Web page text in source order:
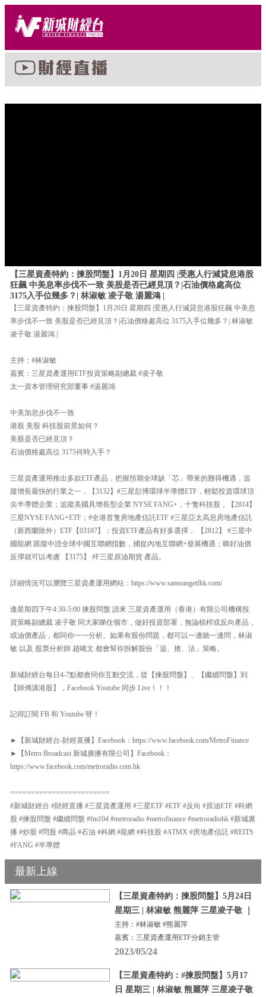
【三星資產特約：揀股問盤】1月20日 星期四 |受惠人行減貸息港股
狂飆 中美息率步伐不一致 美股是否已經見頂？|石油價格處高位
3175入手位幾多？| 林淑敏 凌子敬 湯麗鴻 |
【三星資產特約：揀股問盤】1月20日 星期四 |受惠人行減貸息港股狂飆 中美息
率步伐不一致 美股是否已經見頂？|石油價格處高位 3175入手位幾多？| 林淑敏
凌子敬 湯麗鴻 |
主持：#林淑敏
嘉賓：三星資產運用ETF投資策略副總裁 #凌子敬
太一資本管理研究部董事 #湯麗鴻
中美加息步伐不一致
港股 美股 科技股前景如何？
美股是否已經見頂？
石油價格處高位 3175何時入手？
三星資產運用推出多款ETF產品，把握預期全球缺「芯」帶來的難得機遇，追
蹤增長最快的行業之一，【3132】#三星彭博環球半導體ETF，輕鬆投資環球頂
尖半導體企業；追蹤美國具增長型企業 NYSE FANG+，十隻科技股，【2814】
三星NYSE FANG+ETF；#全港首隻房地產信託ETF #三星亞太高息房地產信託
（新西蘭除外）ETF【03187】；投資ETF產品有好多選擇， 【2812】 #三星中
國龍網 跟蹤中證全球中國互聯網指數，捕捉內地互聯網+發展機遇；睇好油價
反彈就可以考慮 【3175】 #F三星原油期貨 產品。
詳細情況可以瀏覽三星資產運用網站：https://www.samsungetfhk.com/
逢星期四下午4:30-5:00 揀股問盤 請來 三星資產運用（香港）有限公司機構投
資策略副總裁 凌子敬 同大家睇住個市，做好投資部署，無論槓桿或反向產品，
或油價產品，都同你一一分析。如果有股份問題，都可以一邊聽一邊問，林淑
敏 以及 股票分析師 趙晞文 都會幫你拆解股份「追、揸、沽」策略。
新城財經台每日4-7點都會同你互動交流，從【揀股問盤】、【繼續問盤】到
【師傅講港股】，Facebook Youtube 同步 Live！！！
記得訂閱 FB 和 Youtube 呀！
►【新城財經台-財經直播】Facebook：https://www.facebook.com/MetroFinance
►【Metro Broadcast 新城廣播有限公司】Facebook：
https://www.facebook.com/metroradio.com.hk
========================
#新城財經台 #財經直播 #三星資產運用 #三星ETF #ETF #反向 #原油ETF #科網
股 #揀股問盤 #繼續問盤 #fm104 #metroradio #metrofinance #metroradiohk #新城廣
播 #炒股 #問股 #商品 #石油 #科網 #龍網 #科技股 #ATMX #房地產信託 #REITS
#FANG #半導體
最新上線
【三星資產特約：揀股問盤】5月24日
星期三 | 林淑敏 熊麗萍 三星凌子敬 ｜
主持：#林淑敏 #熊麗萍
嘉賓：三星資產運用ETF分銷主管
2023/05/24
【三星資產特約：#揀股問盤】5月17
日 星期三 | 林淑敏 熊麗萍 三星凌子敬